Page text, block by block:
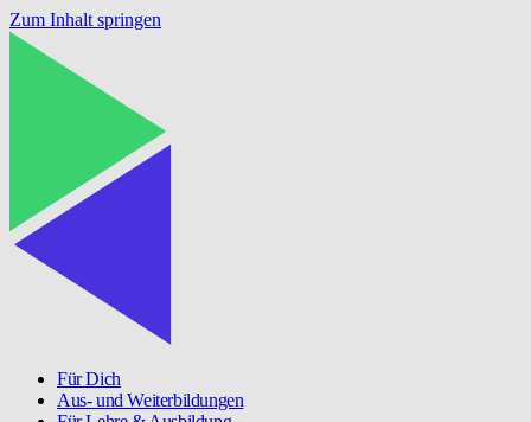
Zum Inhalt springen
Für Dich
Aus- und Weiterbildungen